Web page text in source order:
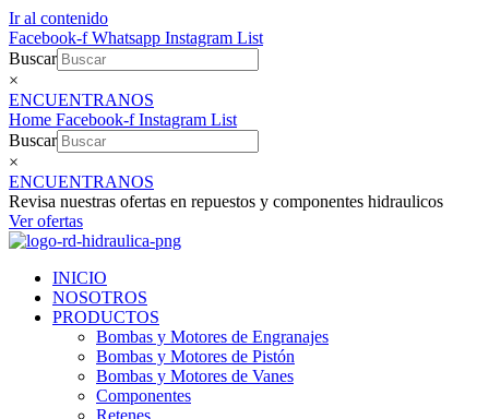
Ir al contenido
Facebook-f Whatsapp Instagram List
Buscar
×
ENCUENTRANOS
Home Facebook-f Instagram List
Buscar
×
ENCUENTRANOS
Revisa nuestras ofertas en repuestos y componentes hidraulicos
Ver ofertas
INICIO
NOSOTROS
PRODUCTOS
Bombas y Motores de Engranajes
Bombas y Motores de Pistón
Bombas y Motores de Vanes
Componentes
Retenes